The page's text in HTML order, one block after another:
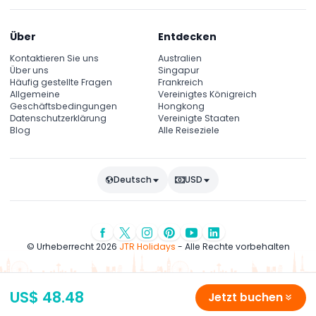
US$ 48.48 Jetzt buchen
Über
Kontaktieren Sie uns
Über uns
Häufig gestellte Fragen
Allgemeine
Geschäftsbedingungen
Datenschutzerklärung
Blog
Entdecken
Australien
Singapur
Frankreich
Vereinigtes Königreich
Hongkong
Vereinigte Staaten
Alle Reiseziele
Deutsch USD
© Urheberrecht 2026 JTR Holidays - Alle Rechte vorbehalten